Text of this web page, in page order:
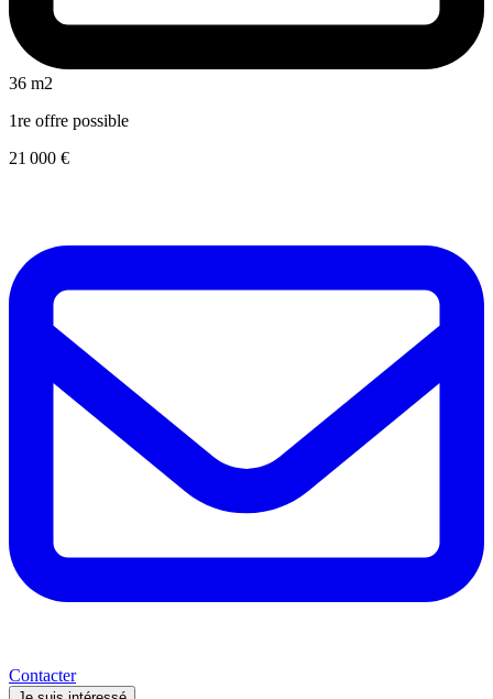
36 m2
1re offre possible
21 000 €
Contacter